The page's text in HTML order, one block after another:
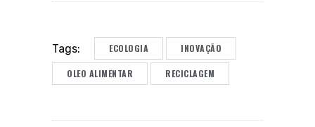
Tags: ECOLOGIA INOVAÇÃO
OLEO ALIMENTAR RECICLAGEM